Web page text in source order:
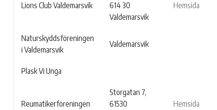
Lions Club Valdemarsvik
614 30
Valdemarsvik
Hemsida
Naturskyddsföreningen
i Valdemarsvik
Valdemarsvik
Plask Vi Unga
Reumatikerföreningen
Storgatan 7,
61530
Hemsida